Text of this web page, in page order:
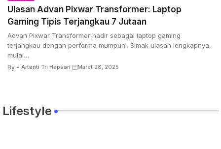
Ulasan Advan Pixwar Transformer: Laptop
Gaming Tipis Terjangkau 7 Jutaan
Advan Pixwar Transformer hadir sebagai laptop gaming
terjangkau dengan performa mumpuni. Simak ulasan lengkapnya,
mulai…
By - Artanti Tri Hapsari Maret 28, 2025
Lifestyle